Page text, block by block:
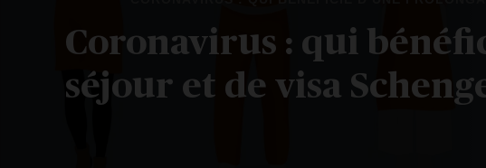
Coronavirus : qui
séjour et de visa